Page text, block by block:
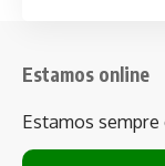
Estamos online
Estamos